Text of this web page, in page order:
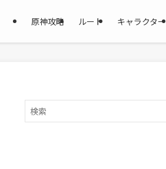
原神攻略 ルート キャラクター